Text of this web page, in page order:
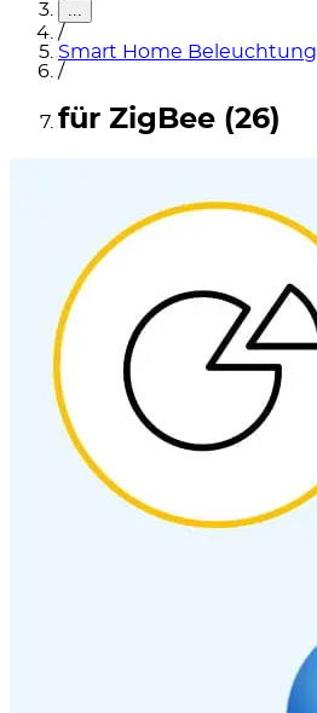
...
/
Smart Home Beleuchtung
/
für ZigBee (26)